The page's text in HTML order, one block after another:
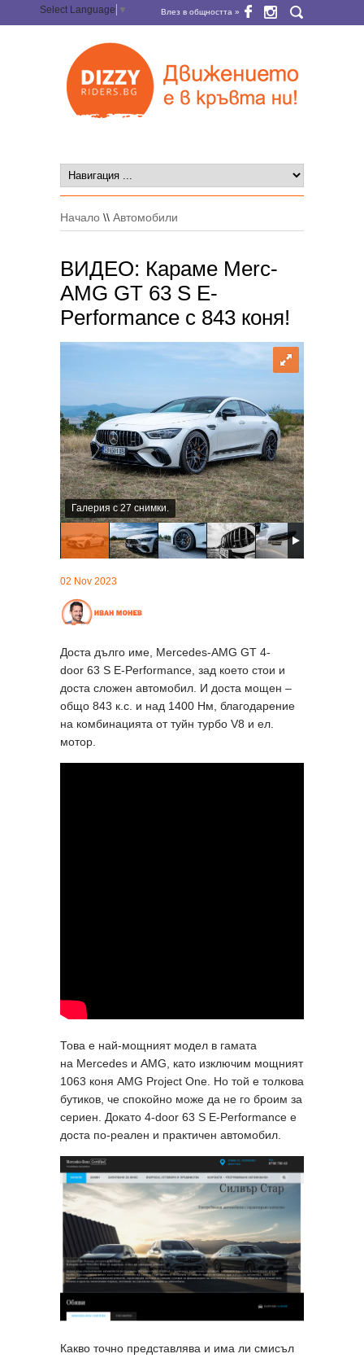
Select Language ▼ Влез в общността »
Начало \\ Автомобили
ВИДЕО: Караме Merc-
AMG GT 63 S E-
Performance с 843 коня!
Галерия с 27 снимки.
02 Nov 2023
Доста дълго име, Mercedes-AMG GT 4-
door 63 S E-Performance, зад което стои и
доста сложен автомобил. И доста мощен –
общо 843 к.с. и над 1400 Нм, благодарение
на комбинацията от туйн турбо V8 и ел.
мотор.
Това е най-мощният модел в гамата
на Mercedes и AMG, като изключим мощният
1063 коня AMG Project One. Но той е толкова
бутиков, че спокойно може да не го броим за
сериен. Докато 4-door 63 S E-Performance е
доста по-реален и практичен автомобил.
Какво точно представлява и има ли смисъл